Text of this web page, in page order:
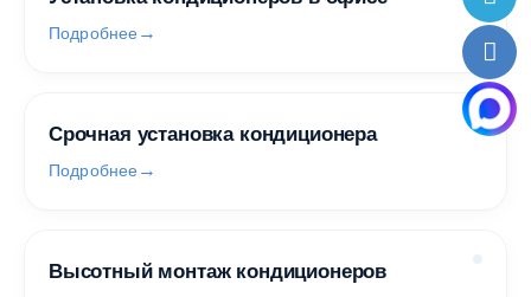
Подробнее
Срочная установка кондиционера
Подробнее
Высотный монтаж кондиционеров